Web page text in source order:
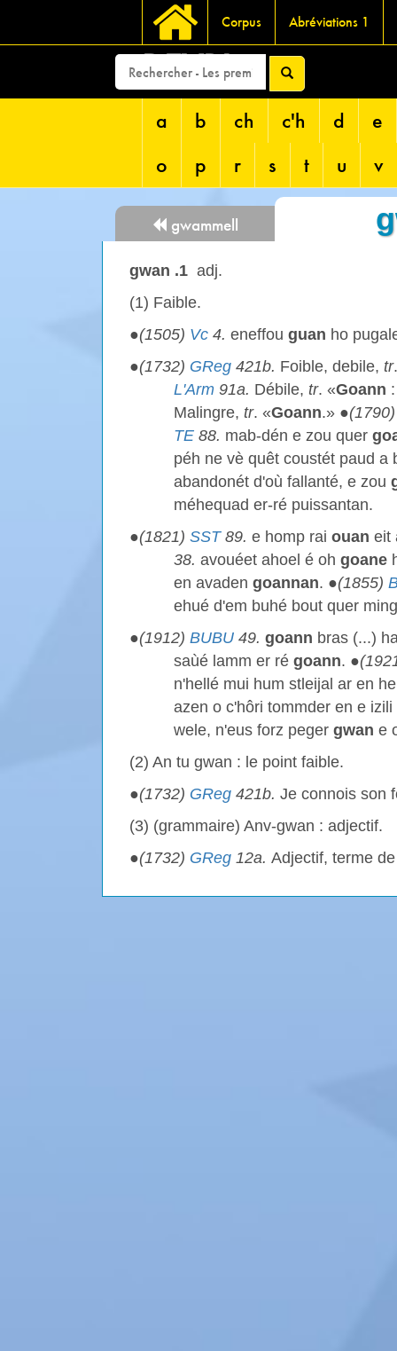
Corpus Abréviations 1
DEVRI
a b ch c'h d
e
o
p r s t u v
gwammell
gwan .1 adj.
(1) Faible.
●(1505) Vc 4. eneffou guan ho
●(1732) GReg 421b. Foible, debile, tr
L'Arm 91a. Débile, tr. «Goann
Malingre, tr. «Goann.» ●
TE 88. mab-dén e zou quer
péh ne vè quêt coustét paud a
abandonét d'où fallanté, e zou
méhequad er-ré puissantan.
●(1821) SST89. e homp rai ouan eit
38. avouéet ahoel é oh goane
en avaden goannan. ●(1855)
ehué d'em buhé bout quer
●(1912) BUBU 49. goann bras (...)
saùé lamm er ré goann. ●
n'hellé mui hum stleijal ar en
azen o c'hôri tommder en e izili
wele, n'eus forz peger gwan e
(2) An tu gwan : le point faible.
●(1732) GReg 421b. Je connois son
(3) (grammaire) Anv-gwan : adjectif.
●(1732) GReg 12a. Adjectif, terme